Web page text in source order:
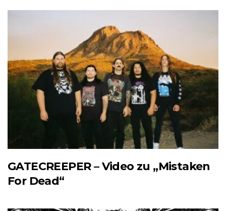
GATECREEPER – Video zu „Mistaken
For Dead“